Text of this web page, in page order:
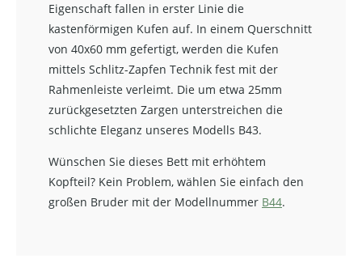
Eigenschaft fallen in erster Linie die
kastenförmigen Kufen auf. In einem Querschnitt
von 40x60 mm gefertigt, werden die Kufen
mittels Schlitz-Zapfen Technik fest mit der
Rahmenleiste verleimt. Die um etwa 25mm
zurückgesetzten Zargen unterstreichen die
schlichte Eleganz unseres Modells B43.
Wünschen Sie dieses Bett mit erhöhtem
Kopfteil? Kein Problem, wählen Sie einfach den
großen Bruder mit der Modellnummer B44.